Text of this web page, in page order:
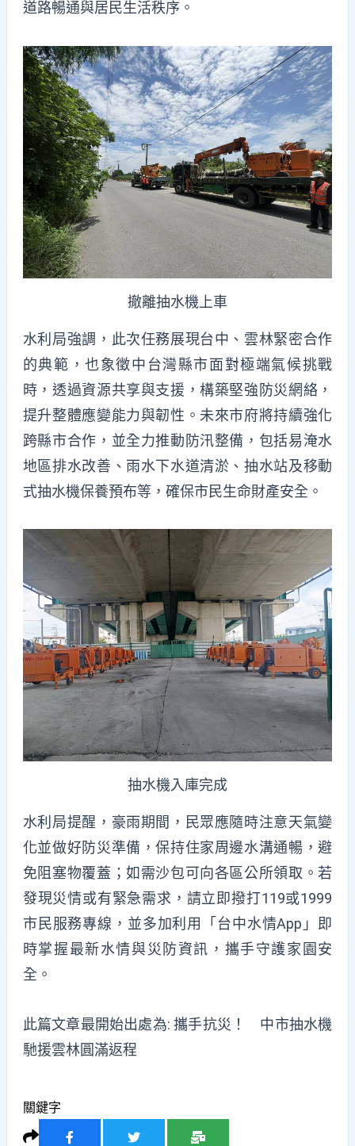
道路暢通與居民生活秩序。
撤離抽水機上車
水利局強調，此次任務展現台中、雲林緊密合作
的典範，也象徵中台灣縣市面對極端氣候挑戰
時，透過資源共享與支援，構築堅強防災網絡，
提升整體應變能力與韌性。未來市府將持續強化
跨縣市合作，並全力推動防汛整備，包括易淹水
地區排水改善、雨水下水道清淤、抽水站及移動
式抽水機保養預布等，確保市民生命財產安全。
抽水機入庫完成
水利局提醒，豪雨期間，民眾應隨時注意天氣變
化並做好防災準備，保持住家周邊水溝通暢，避
免阻塞物覆蓋；如需沙包可向各區公所領取。若
發現災情或有緊急需求，請立即撥打119或1999
市民服務專線，並多加利用「台中水情App」即
時掌握最新水情與災防資訊，攜手守護家園安
全。
此篇文章最開始出處為:攜手抗災！ 中市抽水機
馳援雲林圓滿返程
關鍵字